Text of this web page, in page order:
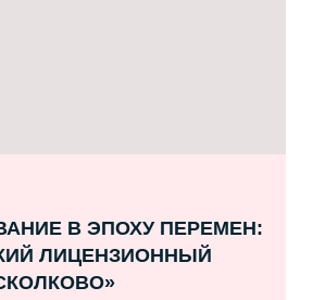
В ЭПОХУ ПЕРЕМЕН:
ЛИЦЕНЗИОННЫЙ